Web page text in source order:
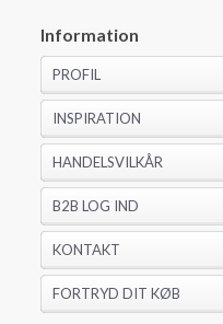
Information
PROFIL
INSPIRATION
HANDELSVILKÅR
B2B LOG IND
KONTAKT
FORTRYD DIT KØB